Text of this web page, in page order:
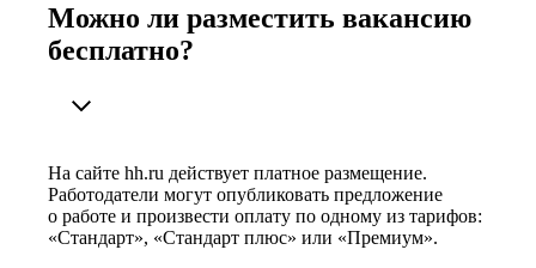
Можно ли разместить вакансию
бесплатно?
На сайте hh.ru действует платное размещение.
Работодатели могут опубликовать предложение
о работе и произвести оплату по одному из тарифов:
«Стандарт», «Стандарт плюс» или «Премиум».